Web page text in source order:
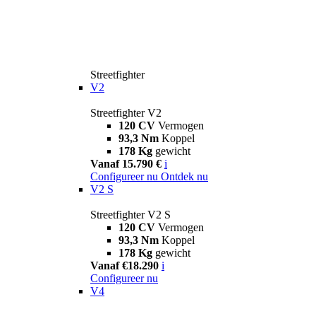
Streetfighter
V2
Streetfighter V2
120 CV Vermogen
93,3 Nm Koppel
178 Kg gewicht
Vanaf 15.790 € i
Configureer nu Ontdek nu
V2 S
Streetfighter V2 S
120 CV Vermogen
93,3 Nm Koppel
178 Kg gewicht
Vanaf €18.290 i
Configureer nu
V4